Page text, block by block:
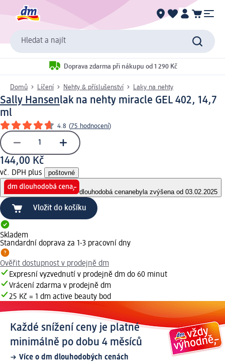
Hledat a najít
Doprava zdarma při nákupu od 1 290 Kč
Domů Líčení Nehty & příslušenství Laky na nehty
Sally Hansenlak na nehty miracle GEL 402, 14,7
ml
4.8 (75 hodnocení)
144,00 Kč
vč. DPH plus poštovné
dlouhodobá cenanebyla zvýšena od 03.02.2025
Vložit do košíku
Skladem
Standardní doprava za 1-3 pracovní dny
Ověřit dostupnost v prodejně dm
Expresní vyzvednutí v prodejně dm do 60 minut
Vrácení zdarma v prodejně dm
25 Kč = 1 dm active beauty bod
Každé snížení ceny je platné
minimálně po dobu 4 měsíců
Více o dm dlouhodobých cenách